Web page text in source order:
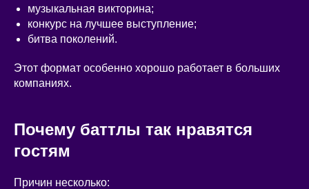
музыкальная викторина;
конкурс на лучшее выступление;
битва поколений.
Этот формат особенно хорошо работает в больших
компаниях.
Почему баттлы так нравятся
гостям
Причин несколько: